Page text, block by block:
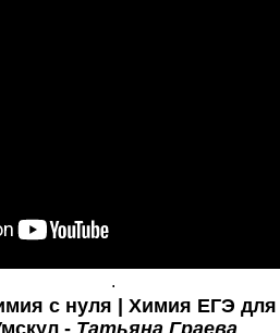
.
с нуля | Химия ЕГЭ для
- Татьяна Граева